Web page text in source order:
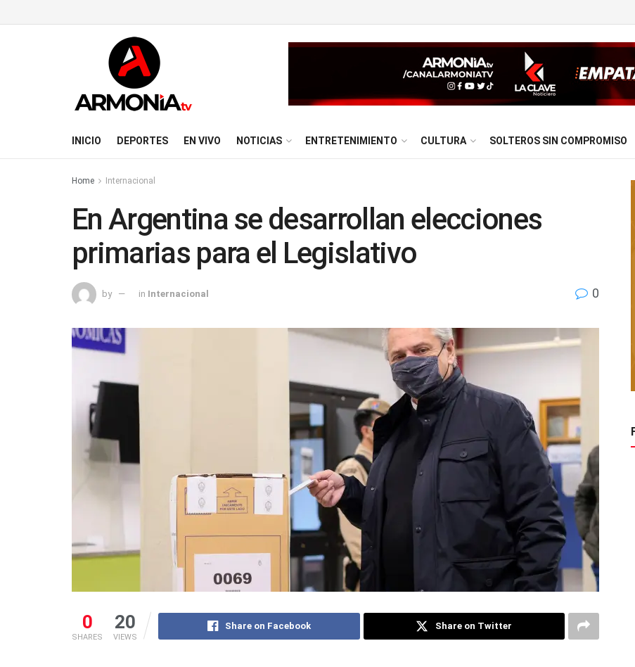
INICIO DEPORTES EN VIVO NOTICIAS ENTRETENIMIENTO CULTURA SOLTEROS SIN COMPROMISO
Home Internacional
En Argentina se desarrollan elecciones
primarias para el Legislativo
by in Internacional 0
0
SHARES
20
VIEWS
Share on Facebook Share on Twitter